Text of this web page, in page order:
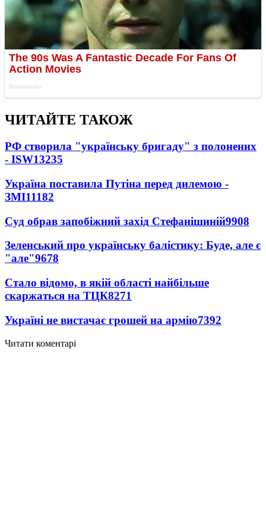
ЧИТАЙТЕ ТАКОЖ
РФ створила "українську бригаду" з полонених
- ISW13235
Україна поставила Путіна перед дилемою -
ЗМІ11182
Суд обрав запобіжний захід Стефанішиній9908
Зеленський про українську балістику: Буде, але є
"але"9678
Стало відомо, в якій області найбільше
скаржаться на ТЦК8271
Україні не вистачає грошей на армію7392
Читати коментарі